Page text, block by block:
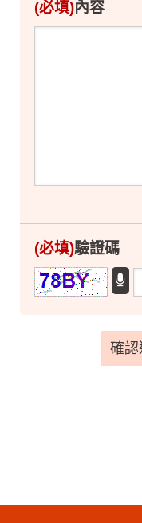
(必填)內容
(必填)驗證碼
播